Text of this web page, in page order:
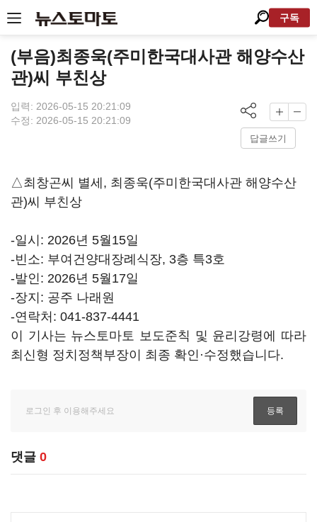
구독
(부음)최종욱(주미한국대사관 해양수산
관)씨 부친상
입력: 2026-05-15 20:21:09
수정: 2026-05-15 20:21:09
답글쓰기
△최창곤씨 별세, 최종욱(주미한국대사관 해양수산
관)씨 부친상
-일시: 2026년 5월15일
-빈소: 부여건양대장례식장, 3층 특3호
-발인: 2026년 5월17일
-장지: 공주 나래원
-연락처: 041-837-4441
이 기사는 뉴스토마토 보도준칙 및 윤리강령에 따라
최신형 정치정책부장이 최종 확인·수정했습니다.
댓글 0